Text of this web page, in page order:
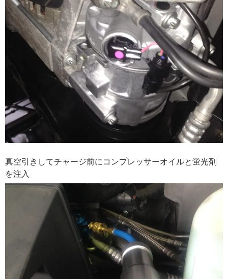
真空引きしてチャージ前にコンプレッサーオイルと蛍光剤
を注入